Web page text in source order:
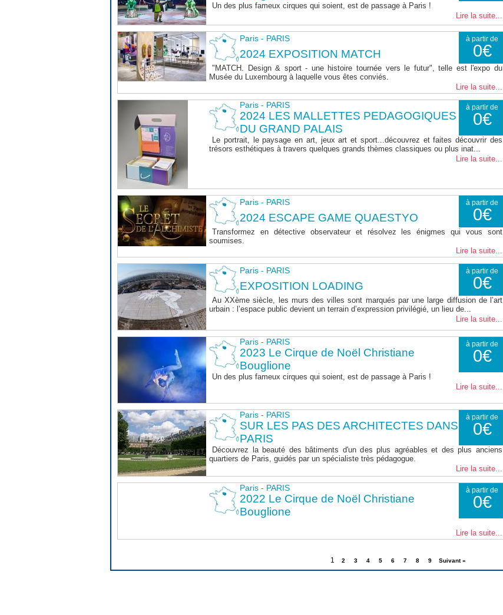
Un des plus fameux cirques qui soient, est de passage à Paris !
Lire la suite...
Paris - PARIS à partir de
0€
2024 EXPOSITION MATCH
"MATCH. Design & sport - une histoire tournée vers le futur", telle est l'expo du
Musée du Luxembourg à laquelle vous êtes conviés.
Lire la suite...
Paris - PARIS à partir de
0€
2024 LES MALLETTES PEDAGOGIQUES
DU GRAND PALAIS
Le portrait, le paysage en art, jeux art et sport...découvrez et faites découvrir des
trésors esthétiques à travers quelques grands thèmes classiques ou plus inat...
Lire la suite...
Paris - PARIS à partir de
0€
2024 ESCAPE GAME QUAESTYO
Transformez en détective observateur et résolvez les énigmes qui vous sont
soumises.
Lire la suite...
Paris - PARIS à partir de
0€
EXPOSITION LOADING
Au XXème siècle, les murs des villes sont marqués par une large diffusion de l’art
urbain : l’espace public devient un terrain d’expression privilégié, un lieu de...
Lire la suite...
Paris - PARIS à partir de
0€
2023 Le Cirque de Noël Christiane
Bouglione
Un des plus fameux cirques qui soient, est de passage à Paris !
Lire la suite...
Paris - PARIS à partir de
0€
SUR LES PAS DES ARCHITECTES DANS
PARIS
Découvrez la beauté des bâtiments d'un des plus agréables et des plus anciens
quartiers de Paris, guidés par un spécialiste très pédagogue.
Lire la suite...
Paris - PARIS à partir de
0€
2022 Le Cirque de Noël Christiane
Bouglione
Lire la suite...
1 2 3 4 5 6 7 8 9 Suivant »